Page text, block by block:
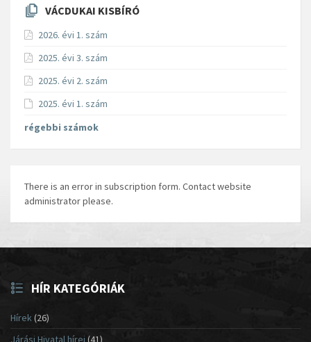
VÁCDUKAI KISBÍRÓ
2026. évi 1. szám
2025. évi 3. szám
2025. évi 2. szám
2025. évi 1. szám
régebbi számok
There is an error in subscription form. Contact website
administrator please.
HÍR KATEGÓRIÁK
Hírek(26)
Járási Hivatal hírei (41)